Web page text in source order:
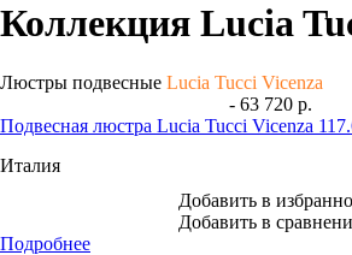
Коллекция Lucia
Люстры подвесные Lucia Tucci Vicenza
- 63 720 р.
Подвесная люстра Lucia Tucci Vicenza
Италия
Добавить в
Добавить в
Подробнее